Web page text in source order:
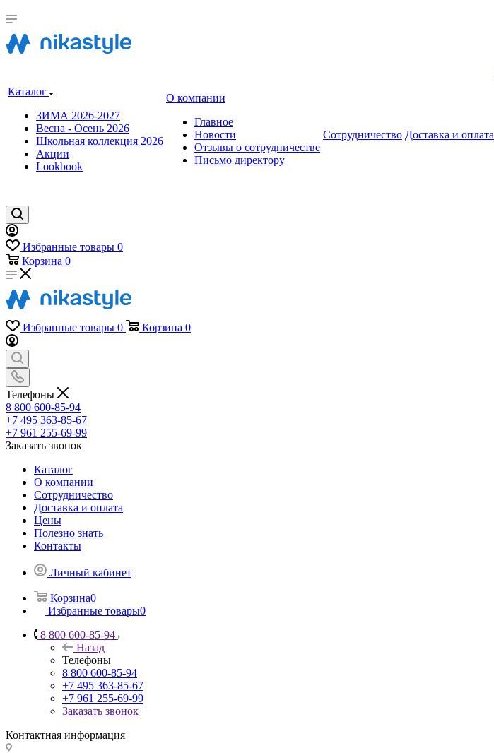
Каталог
ЗИМА 2026-2027
Весна - Осень 2026
Школьная коллекция 2026
Акции
Lookbook
О компании
Главное
Новости
Отзывы о сотрудничестве
Письмо директору
Сотрудничество Доставка и оплата
Избранные товары 0
Корзина 0
Избранные товары 0 Корзина 0
Телефоны
8 800 600-85-94
+7 495 363-85-67
+7 961 255-69-99
Заказать звонок
Каталог
О компании
Сотрудничество
Доставка и оплата
Цены
Полезно знать
Контакты
Личный кабинет
Корзина0
Избранные товары0
8 800 600-85-94
Назад
Телефоны
8 800 600-85-94
+7 495 363-85-67
+7 961 255-69-99
Заказать звонок
Контактная информация